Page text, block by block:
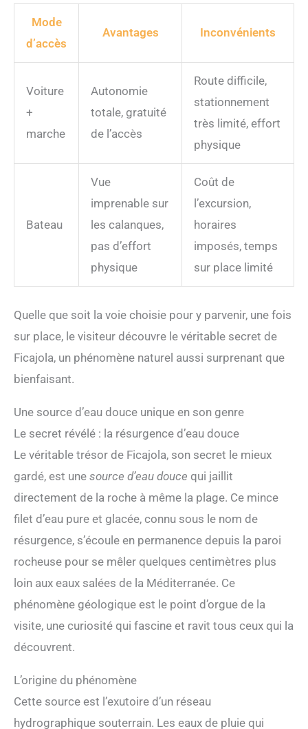
Mode
d’accès
Avantages Inconvénients
Voiture
+
marche
Autonomie
totale, gratuité
de l’accès
Route difficile,
stationnement
très limité, effort
physique
Bateau
Vue
imprenable sur
les calanques,
pas d’effort
physique
Coût de
l’excursion,
horaires
imposés, temps
sur place limité
Quelle que soit la voie choisie pour y parvenir, une fois
sur place, le visiteur découvre le véritable secret de
Ficajola, un phénomène naturel aussi surprenant que
bienfaisant.
Une source d’eau douce unique en son genre
Le secret révélé : la résurgence d’eau douce
Le véritable trésor de Ficajola, son secret le mieux
gardé, est une source d’eau douce qui jaillit
directement de la roche à même la plage. Ce mince
filet d’eau pure et glacée, connu sous le nom de
résurgence, s’écoule en permanence depuis la paroi
rocheuse pour se mêler quelques centimètres plus
loin aux eaux salées de la Méditerranée. Ce
phénomène géologique est le point d’orgue de la
visite, une curiosité qui fascine et ravit tous ceux qui la
découvrent.
L’origine du phénomène
Cette source est l’exutoire d’un réseau
hydrographique souterrain. Les eaux de pluie qui